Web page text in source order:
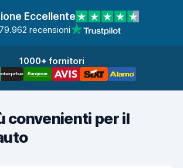
Eccellente
recensioni
1000+ fornitori
convenienti per il